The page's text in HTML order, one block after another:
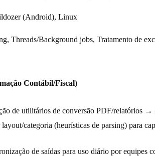
(Android), Linux
Threads/Background jobs, Tratamento de
Contábil/Fiscal)
de utilitários de conversão PDF/relatórios
categoria (heurísticas de parsing) para
de saídas para uso diário por equipes